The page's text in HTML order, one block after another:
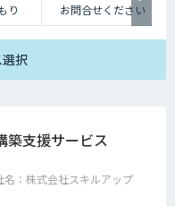
り お問合せください
選択
築支援サービス
：株式会社スキルアップ